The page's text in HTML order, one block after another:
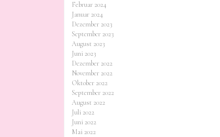
Februar 2024
Januar 2024
Dezember 2023
September 2023
August 2023
Juni 2023
Dezember 2022
November 2022
Oktober 2022
September 2022
August 2022
Juli 2022
Juni 2022
Mai 2022